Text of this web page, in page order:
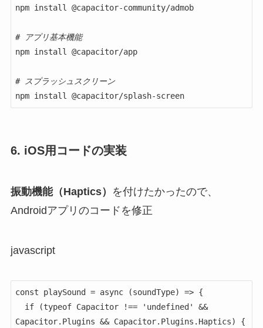
npm install @capacitor-community/admob
# アプリ基本機能
npm install @capacitor/app
# スプラッシュスクリーン
npm install @capacitor/splash-screen
6. iOS用コードの実装
振動機能（Haptics）
を付けたかったので、
Androidアプリのコードを修正
javascript
const playSound = async (soundType) => {
Capacitor.Plugins && Capacitor.Plugins.Haptics) {